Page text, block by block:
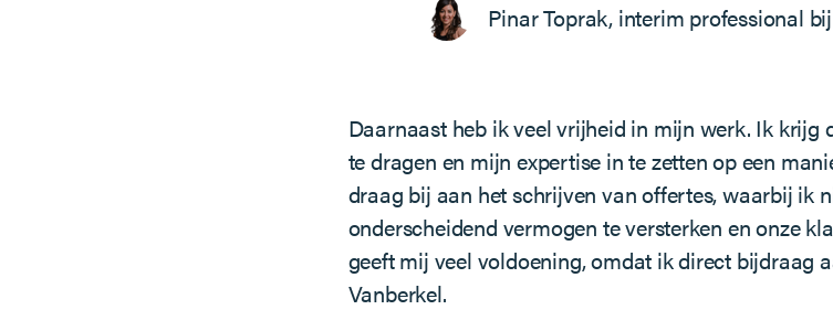
Pinar Toprak, interim professional
Daarnaast heb ik veel vrijheid in mijn werk. Ik krijg
te dragen en mijn expertise in te zetten op een
draag bij aan het schrijven van offertes, waarbij ik
onderscheidend vermogen te versterken en onze
geeft mij veel voldoening, omdat ik direct bijdraag
Vanberkel.